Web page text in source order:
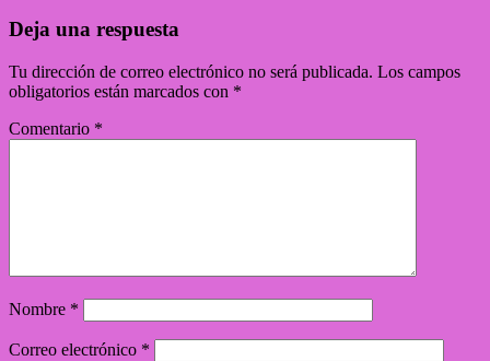
Deja una respuesta
Tu dirección de correo electrónico no será publicada. Los campos
obligatorios están marcados con *
Comentario *
Nombre *
Correo electrónico *